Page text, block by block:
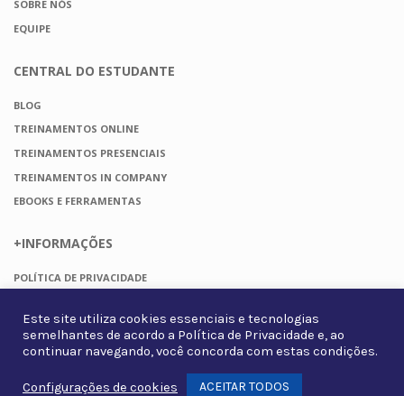
SOBRE NÓS
EQUIPE
CENTRAL DO ESTUDANTE
BLOG
TREINAMENTOS ONLINE
TREINAMENTOS PRESENCIAIS
TREINAMENTOS IN COMPANY
EBOOKS E FERRAMENTAS
+INFORMAÇÕES
POLÍTICA DE PRIVACIDADE
FAQ
CONTATO
Este site utiliza cookies essenciais e tecnologias
semelhantes de acordo a Política de Privacidade e, ao
continuar navegando, você concorda com estas condições.
Configurações de cookies ACEITAR TODOS